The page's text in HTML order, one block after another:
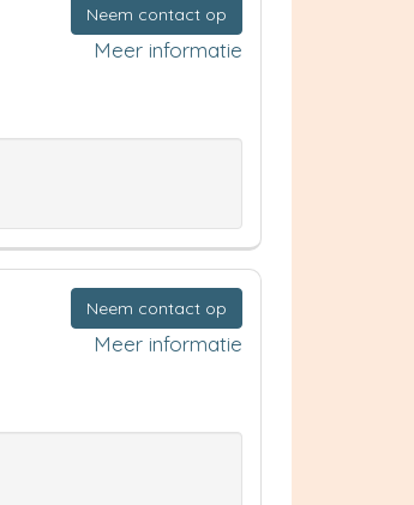
Neem contact op
Meer informatie
Neem contact op
Meer informatie